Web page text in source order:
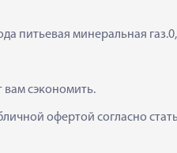
минеральная
вам сэкономить.
офертой согласно